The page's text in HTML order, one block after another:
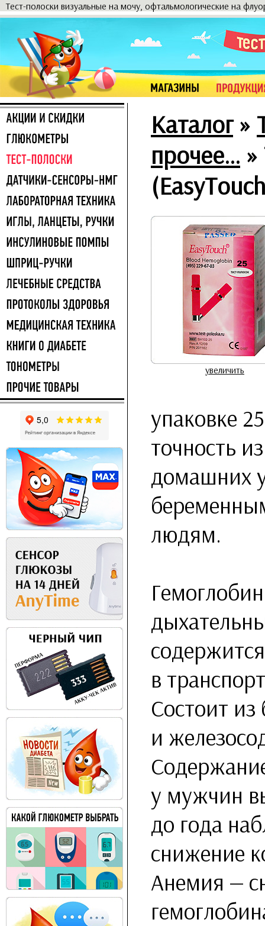
Тест-полоски визуальные на мочу, офтальмологические на
Каталог»
прочее... »
увеличить
упаковке
точность
домашних
людям.
в
Состоит из
и
у мужчин
до года
снижение
Анемия —